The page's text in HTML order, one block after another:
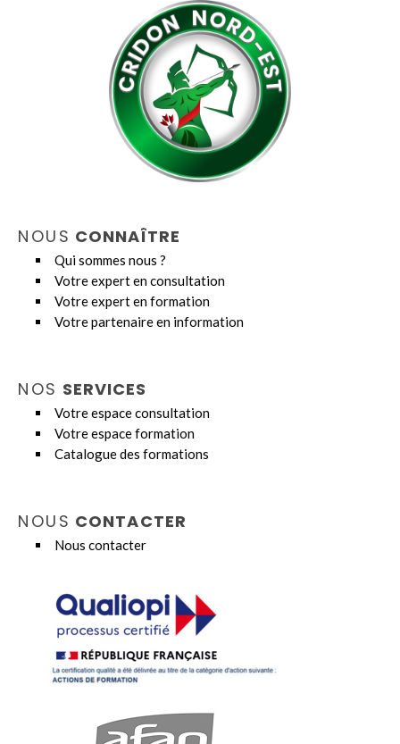
NOUS CONNAÎTRE
Qui sommes nous ?
Votre expert en consultation
Votre expert en formation
Votre partenaire en information
NOS SERVICES
Votre espace consultation
Votre espace formation
Catalogue des formations
NOUS CONTACTER
Nous contacter